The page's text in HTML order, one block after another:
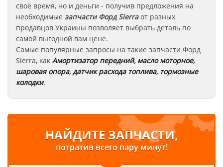
своё время, но и деньги - получив предложения на
необходимые запчастиФорд Sierraот разных
продавцов Украины позволяет выбрать деталь по
самой выгодной вам цене.
Самые популярные запросы на такие запчасти Форд
Sierra, как Амортизатор передний, масло моторное,
шаровая опора,датчик расхода топлива, тормозные
колодки.
НАЙДИТЕ ЗАПЧАСТИ,
потратив всего пару минут!